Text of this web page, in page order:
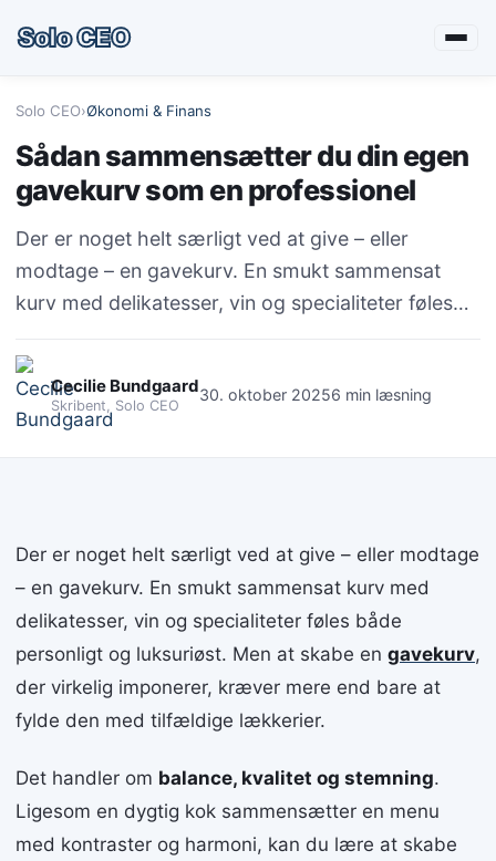
Solo CEO
Solo CEO›Økonomi & Finans
Sådan sammensætter du din egen
gavekurv som en professionel
Der er noget helt særligt ved at give – eller
modtage – en gavekurv. En smukt sammensat
kurv med delikatesser, vin og specialiteter føles…
Cecilie Bundgaard
Skribent, Solo CEO
30. oktober 20256 min læsning
Der er noget helt særligt ved at give – eller modtage
– en gavekurv. En smukt sammensat kurv med
delikatesser, vin og specialiteter føles både
personligt og luksuriøst. Men at skabe en gavekurv,
der virkelig imponerer, kræver mere end bare at
fylde den med tilfældige lækkerier.
Det handler om balance, kvalitet og stemning.
Ligesom en dygtig kok sammensætter en menu
med kontraster og harmoni, kan du lære at skabe